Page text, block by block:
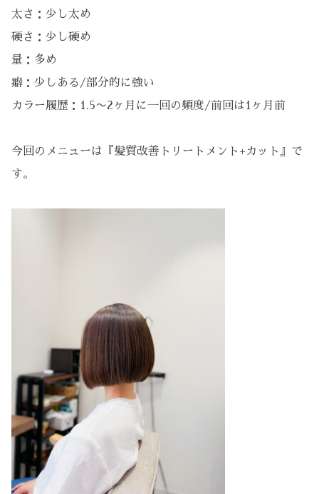
太さ：少し太め
硬さ：少し硬め
量：多め
癖：少しある/部分的に強い
カラー履歴：1.5〜2ヶ月に一回の頻度/前回は1ヶ月前
今回のメニューは『髪質改善トリートメント+カット』で
す。